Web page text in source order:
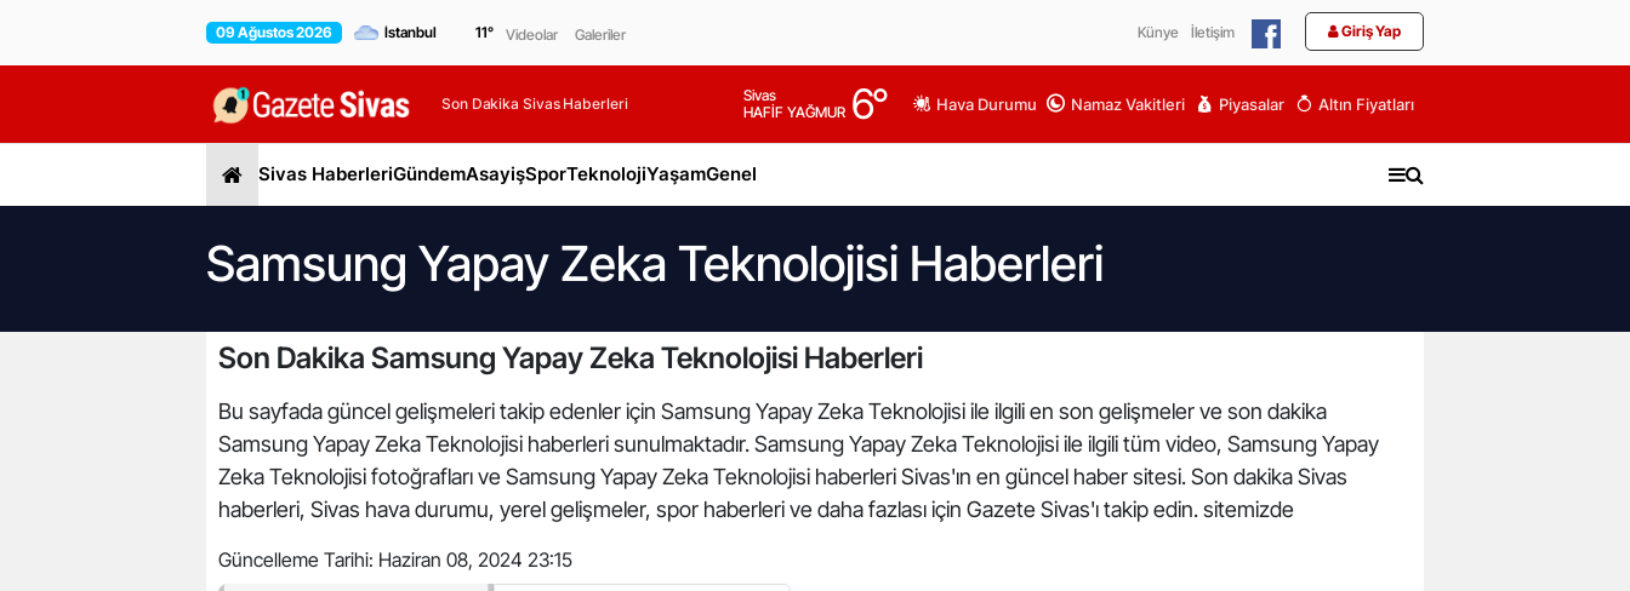
09 Ağustos 2026 11° Videolar Galeriler Künye İletişim Giriş Yap
Son Dakika Sivas Haberleri
Sivas
HAFİF YAĞMUR 6° Hava Durumu Namaz Vakitleri Piyasalar Altın Fiyatları
Sivas HaberleriGündemAsayişSporTeknolojiYaşamGenel
Samsung Yapay Zeka Teknolojisi Haberleri
Son Dakika Samsung Yapay Zeka Teknolojisi Haberleri
Bu sayfada güncel gelişmeleri takip edenler için Samsung Yapay Zeka Teknolojisi ile ilgili en son gelişmeler ve son dakika
Samsung Yapay Zeka Teknolojisi haberleri sunulmaktadır. Samsung Yapay Zeka Teknolojisi ile ilgili tüm video, Samsung Yapay
Zeka Teknolojisi fotoğrafları ve Samsung Yapay Zeka Teknolojisi haberleri Sivas'ın en güncel haber sitesi. Son dakika Sivas
haberleri, Sivas hava durumu, yerel gelişmeler, spor haberleri ve daha fazlası için Gazete Sivas'ı takip edin. sitemizde
Güncelleme Tarihi: Haziran 08, 2024 23:15